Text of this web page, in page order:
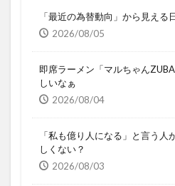
「最近の為替動向」から見える
2026/08/05
即席ラーメン「マルちゃん
しいなぁ
2026/08/04
「私も億り人になる」と言う
しくない？
2026/08/03